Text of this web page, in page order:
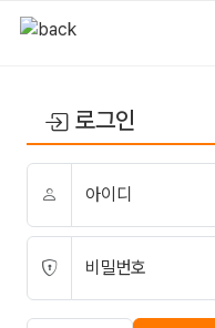
로그인
아이디
비밀번호